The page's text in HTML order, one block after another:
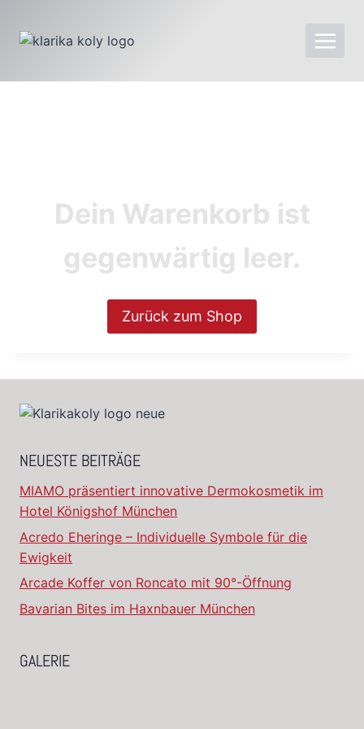
Dein Warenkorb ist
gegenwärtig leer.
Zurück zum Shop
NEUESTE BEITRÄGE
MIAMO präsentiert innovative Dermokosmetik im
Hotel Königshof München
Acredo Eheringe – Individuelle Symbole für die
Ewigkeit
Arcade Koffer von Roncato mit 90°-Öffnung
Bavarian Bites im Haxnbauer München
GALERIE